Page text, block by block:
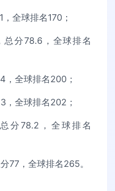
全球排名170；
分78.6，全球排名
，全球排名200；
，全球排名202；
分78.2，全球排名
77，全球排名265。